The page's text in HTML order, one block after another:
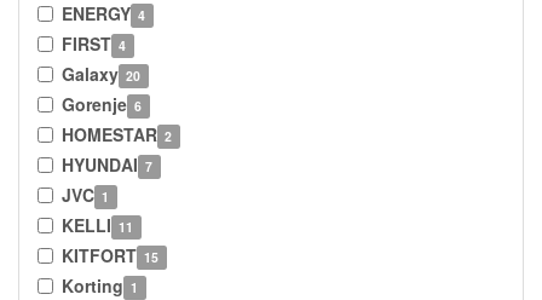
ENERGY 4
FIRST 4
Galaxy 20
Gorenje 6
HOMESTAR 2
HYUNDAI 7
JVC 1
KELLI 11
KITFORT 15
Korting 1